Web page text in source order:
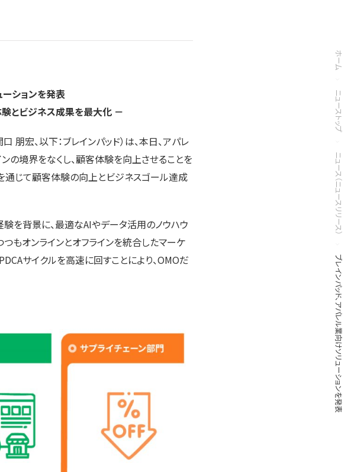
ホーム
ニューストップ
ニュース（ニュースリリース）
ブレインパッド、アパレル業向けソリューションを発表
ーションを発表
とビジネス成果を最大化 －
宏、以下：ブレインパッド）は、本日、アパレ
の境界をなくし、顧客体験を向上させることを
通じて顧客体験の向上とビジネスゴール達成
を背景に、最適なAIやデータ活用のノウハウ
もオンラインとオフラインを統合したマーケ
サイクルを高速に回すことにより、OMOだ